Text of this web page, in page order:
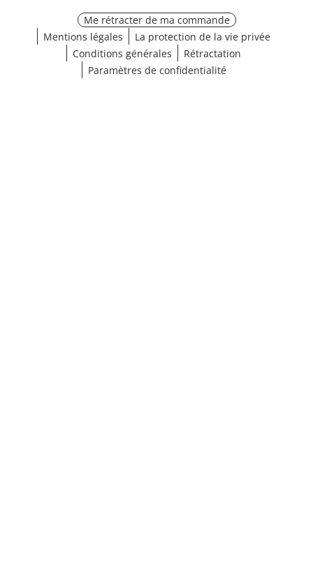
Me rétracter de ma commande
Mentions légales
La protection de la vie privée
Conditions générales
Rétractation
Paramètres de confidentialité